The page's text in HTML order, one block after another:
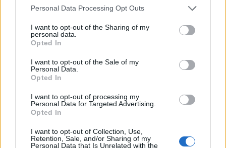
Please note that this website/app uses one or more Google
not limited to your visit or usage behaviour. You may click to
grant or deny consent to Google and its third-party tags to
use your data for below specified purposes in below Google
consent section.
Personal Data Processing Opt Outs
I want to opt-out of the Sharing of my
personal data.
Opted In
I want to opt-out of the Sale of my
Personal Data.
Opted In
I want to opt-out of processing my
Personal Data for Targeted Advertising.
Opted In
I want to opt-out of Collection, Use,
Retention, Sale, and/or Sharing of my
Personal Data that Is Unrelated with the
Poboljšanje zdravlja crijeva
Makadamija oraščići su odlični za zdravlje crijeva.
Puni su vlakana, što je dobro za vaš probavni sustav.
Ova vlakna također pomažu u stvaranju masnih
kiselina kratkog lanca. Ove kiseline mogu smanjiti
upalu u crijevima. To može pomoći u sprječavanju
probavnih problema i održavanju ravnoteže crijeva.